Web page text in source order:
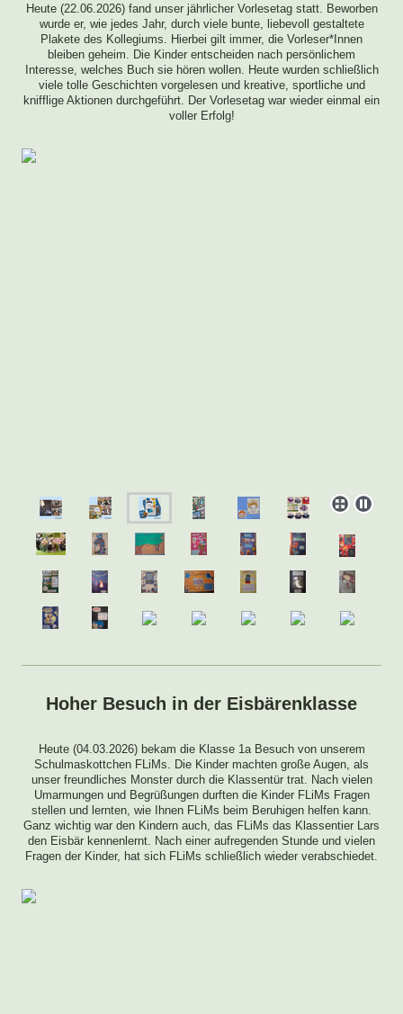
Heute (22.06.2026) fand unser jährlicher Vorlesetag statt. Beworben
wurde er, wie jedes Jahr, durch viele bunte, liebevoll gestaltete
Plakete des Kollegiums. Hierbei gilt immer, die Vorleser*Innen
bleiben geheim. Die Kinder entscheiden nach persönlichem
Interesse, welches Buch sie hören wollen. Heute wurden schließlich
viele tolle Geschichten vorgelesen und kreative, sportliche und
knifflige Aktionen durchgeführt. Der Vorlesetag war wieder einmal ein
voller Erfolg!
Hoher Besuch in der Eisbärenklasse
Heute (04.03.2026) bekam die Klasse 1a Besuch von unserem
Schulmaskottchen FLiMs. Die Kinder machten große Augen, als
unser freundliches Monster durch die Klassentür trat. Nach vielen
Umarmungen und Begrüßungen durften die Kinder FLiMs Fragen
stellen und lernten, wie Ihnen FLiMs beim Beruhigen helfen kann.
Ganz wichtig war den Kindern auch, das FLiMs das Klassentier Lars
den Eisbär kennenlernt. Nach einer aufregenden Stunde und vielen
Fragen der Kinder, hat sich FLiMs schließlich wieder verabschiedet.